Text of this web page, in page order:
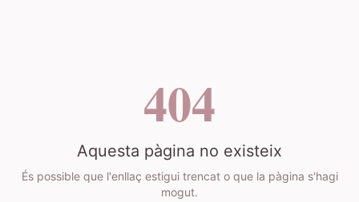
404
Aquesta pàgina no existeix
És possible que l'enllaç estigui trencat o que la pàgina s'hagi
mogut.